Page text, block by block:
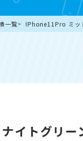
一覧 IPhone11Pro ミッ
イトグリ